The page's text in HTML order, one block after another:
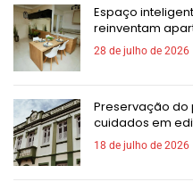
Espaço
reinventam
28 de julho de 2026
Preservação do
cuidados em
18 de julho de 2026